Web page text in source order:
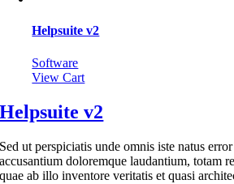
Helpsuite v2
Software
View Cart
Helpsuite v2
Sed ut perspiciatis unde omnis iste natus
accusantium doloremque laudantium, totam
quae ab illo inventore veritatis et quasi